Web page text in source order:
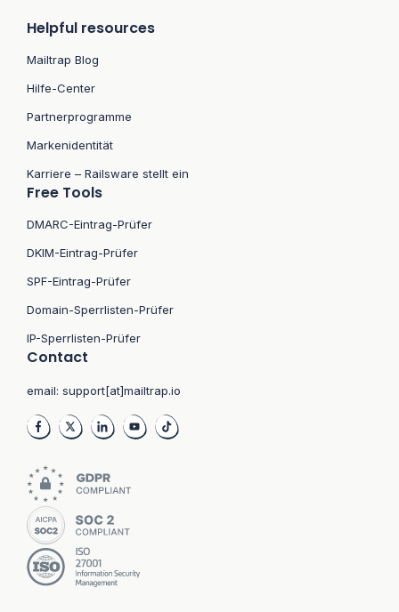
Helpful resources
Mailtrap Blog
Hilfe-Center
Partnerprogramme
Markenidentität
Karriere – Railsware stellt ein
Free Tools
DMARC-Eintrag-Prüfer
DKIM-Eintrag-Prüfer
SPF-Eintrag-Prüfer
Domain-Sperrlisten-Prüfer
IP-Sperrlisten-Prüfer
Contact
email: support[at]mailtrap.io